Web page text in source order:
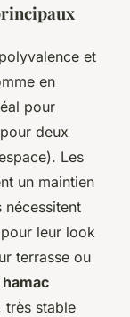
et
en
pour
deux
Les
un maintien
nécessitent
leur look
terrasse ou
hamac
très stable